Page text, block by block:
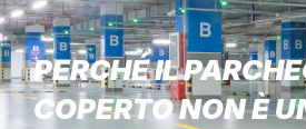
PERCHÉ IL
COPERTO NON È